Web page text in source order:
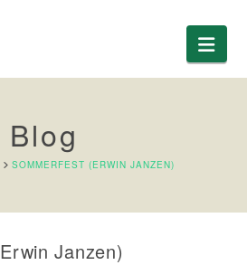
Blog
SOMMERFEST (ERWIN JANZEN)
Janzen)